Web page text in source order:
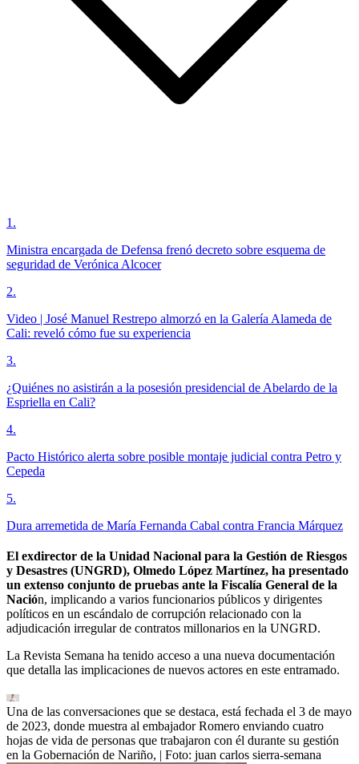
1 .
Ministra encargada de Defensa frenó decreto sobre esquema de
seguridad de Verónica Alcocer
2.
Video | José Manuel Restrepo almorzó en la Galería Alameda de
Cali: reveló cómo fue su experiencia
3.
¿Quiénes no asistirán a la posesión presidencial de Abelardo de la
Espriella en Cali?
4.
Pacto Histórico alerta sobre posible montaje judicial contra Petro y
Cepeda
5.
Dura arremetida de María Fernanda Cabal contra Francia Márquez
El exdirector de la Unidad Nacional para la Gestión de Riesgos
y Desastres (UNGRD), Olmedo López Martínez, ha presentado
un extenso conjunto de pruebas ante la Fiscalía General de la
Nación, implicando a varios funcionarios públicos y dirigentes
políticos en un escándalo de corrupción relacionado con la
adjudicación irregular de contratos millonarios en la UNGRD.
La Revista Semana ha tenido acceso a una nueva documentación
que detalla las implicaciones de nuevos actores en este entramado.
Una de las conversaciones que se destaca, está fechada el 3 de mayo
de 2023, donde muestra al embajador Romero enviando cuatro
hojas de vida de personas que trabajaron con él durante su gestión
en la Gobernación de Nariño, | Foto: juan carlos sierra-semana